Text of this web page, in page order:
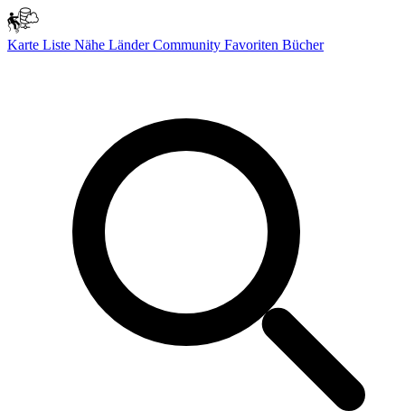
Karte Liste Nähe LänderCommunity Favoriten Bücher